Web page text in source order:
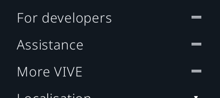
For developers
Assistance
More VIVE